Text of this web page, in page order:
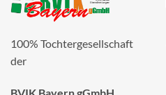
100% Tochtergesellschaft
der